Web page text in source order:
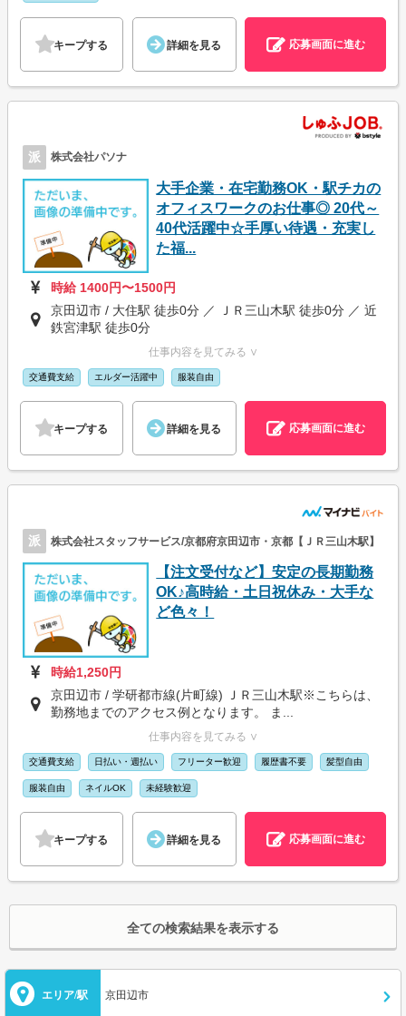
キープする 詳細を見る 応募画面に進む
派 株式会社パソナ
大手企業・在宅勤務OK・駅チカの
オフィスワークのお仕事◎ 20代～
40代活躍中☆手厚い待遇・充実し
た福...
時給 1400円〜1500円
京田辺市 / 大住駅 徒歩0分 ／ ＪＲ三山木駅 徒歩0分 ／ 近
鉄宮津駅 徒歩0分
仕事内容を見てみる ∨
交通費支給 エルダー活躍中 服装自由
キープする 詳細を見る 応募画面に進む
派 株式会社スタッフサービス/京都府京田辺市・京都【ＪＲ三山木駅】
【注文受付など】安定の長期勤務
OK♪高時給・土日祝休み・大手な
ど色々！
時給1,250円
京田辺市 / 学研都市線(片町線) ＪＲ三山木駅※こちらは、
勤務地までのアクセス例となります。 ま...
仕事内容を見てみる ∨
交通費支給 日払い・週払い フリーター歓迎 履歴書不要 髪型自由
服装自由 ネイルOK 未経験歓迎
キープする 詳細を見る 応募画面に進む
全ての検索結果を表示する
エリア/駅 京田辺市